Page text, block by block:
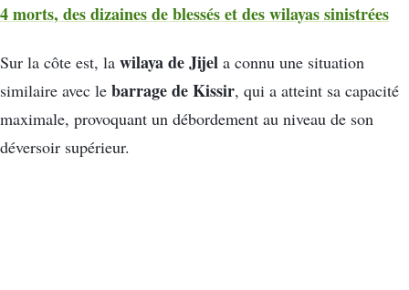
4 morts, des dizaines de blessés et des wilayas sinistrées
Sur la côte est, la wilaya de Jijel a connu une situation
similaire avec le barrage de Kissir, qui a atteint sa capacité
maximale, provoquant un débordement au niveau de son
déversoir supérieur.